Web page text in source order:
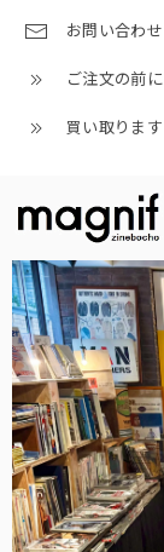
お問い合わせ
ご注文の前に
買い取ります